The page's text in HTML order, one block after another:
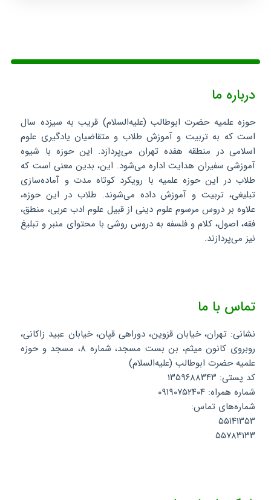
درباره ما
حوزه علمیه حضرت ابوطالب (علیه‌السلام) قریب به سیزده سال
است که به تربیت و آموزش طلاب و متقاضیان یادگیری علوم
اسلامی در منطقه هفده تهران می‌پردازد. این حوزه با شیوه
آموزشی سفیران هدایت اداره می‌شود. این، بدین معنی است که
طلاب در این حوزه علمیه با رویکرد کوتاه مدت و آماده‌سازی
تبلیغی، تربیت و آموزش داده می‌شوند. طلاب در این حوزه،
علاوه بر دروس مرسوم علوم دینی از قبیل علوم ادب عربی، منطق،
فقه، اصول، کلام و فلسفه به دروس روشی با محتوای منبر و تبلیغ
نیز می‌پردازند.
تماس با ما
نشانی: تهران، خیابان قزوین، دوراهی قپان، خیابان عبید زاکانی،
روبروی کانون میثم، بن بست مسجد، شماره ۸، مسجد و حوزه
علمیه حضرت ابوطالب (علیه‌السلام)
کد پستی: ۱۳۵۹۶۸۸۳۴۳
شماره همراه: ۰۹۱۹۰۷۵۲۴۰۴
شماره‌های تماس:
۵۵۱۴۱۳۵۳
۵۵۷۸۳۱۳۳